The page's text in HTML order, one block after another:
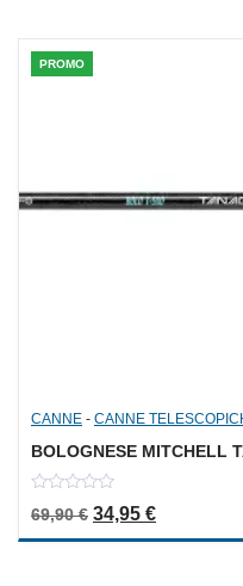
PROMO
CANNE - CANNE
BOLOGNESE MITCHELL
out
of
69,90€ Il prezzo
34,95 €Il prezzo